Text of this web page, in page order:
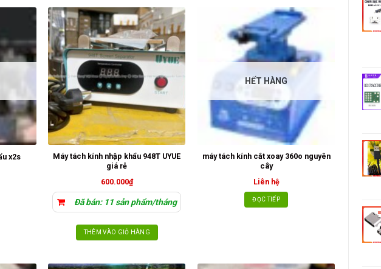
x2s
Máy tách kính nhập khẩu 948T UYUE
giá rẻ
600.000₫
Đã bán: 11 sản phẩm/tháng
THÊM VÀO GIỎ HÀNG
HẾT HÀNG
máy tách kính cắt xoay 360o nguyên
cây
Liên hệ
ĐỌC TIẾP